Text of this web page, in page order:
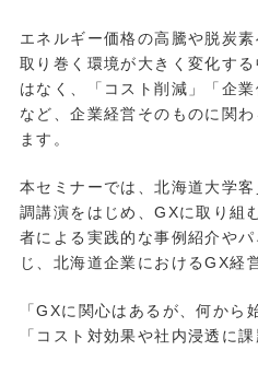
エネルギー価格の高騰や脱炭
取り巻く環境が大きく変化す
はなく、「コスト削減」「企
など、企業経営そのものに関
ます。
本セミナーでは、北海道大学
調講演をはじめ、GXに取り組
者による実践的な事例紹介や
じ、北海道企業におけるGX経
「GXに関心はあるが、何から
「コスト対効果や社内浸透に